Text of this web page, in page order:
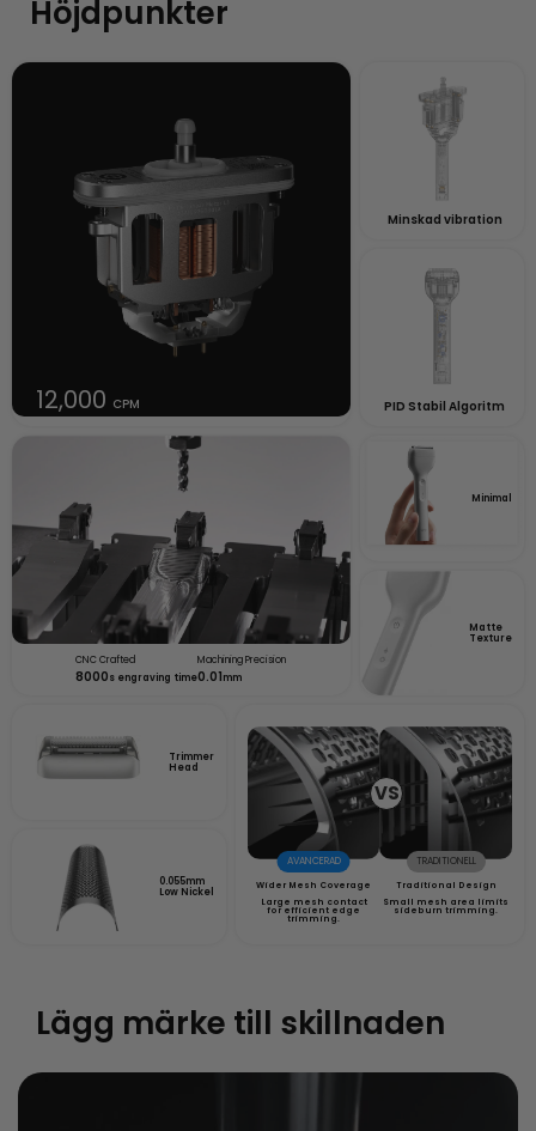
Höjdpunkter
12,000 CPM
Minskad vibration
PID Stabil Algoritm
CNC Crafted
8000s engraving time
Machining Precision
0.01mm
Minimal
Matte
Texture
Trimmer
Head
VS
AVANCERAD
Wider Mesh Coverage
Large mesh contact
for efficient edge
trimming.
TRADITIONELL
Traditional Design
Small mesh area limits
sideburn trimming.
0.055mm
Low Nickel
Lägg märke till skillnaden